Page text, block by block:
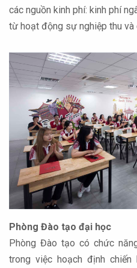
các nguồn kinh phí: kinh phí
từ hoạt động sự nghiệp thu và
Phòng Đào tạo đại học
Phòng Đào tạo có chức
trong việc hoạch định